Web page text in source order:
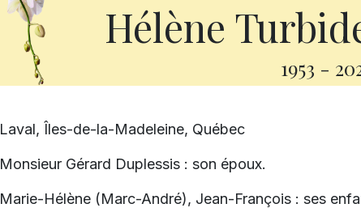
Hélène
1953 -
Laval, Îles-de-la-Madeleine, Québec
Monsieur Gérard Duplessis : son époux.
Marie-Hélène (Marc-André), Jean-François : ses